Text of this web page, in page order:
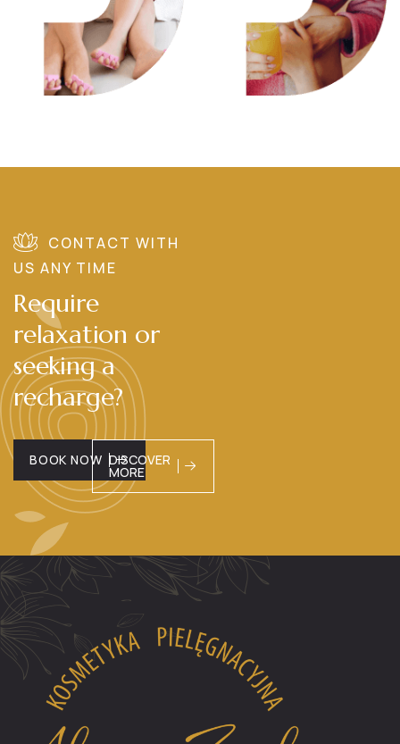
CONTACT WITH
US ANY TIME
Require
relaxation or
seeking a
recharge?
BOOK NOW DISCOVER
MORE